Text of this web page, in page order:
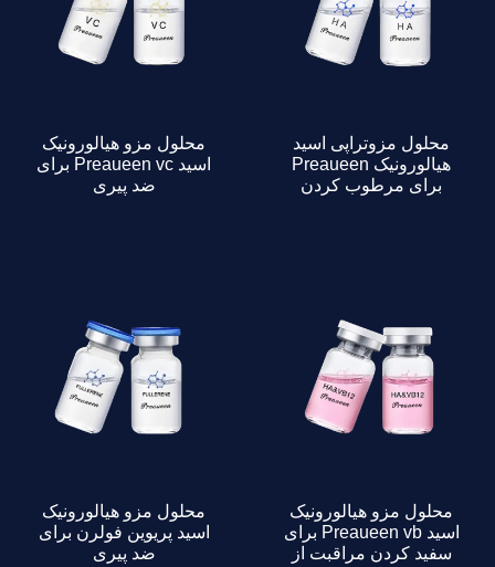
محلول مزوتراپی اسید
هیالورونیک Preaueen
برای مرطوب کردن
محلول مزو هیالورونیک
اسید Preaueen vc برای
ضد پیری
محلول مزو هیالورونیک
اسید Preaueen vb برای
سفید کردن مراقبت از
محلول مزو هیالورونیک
اسید پریوین فولرن برای
ضد پیری